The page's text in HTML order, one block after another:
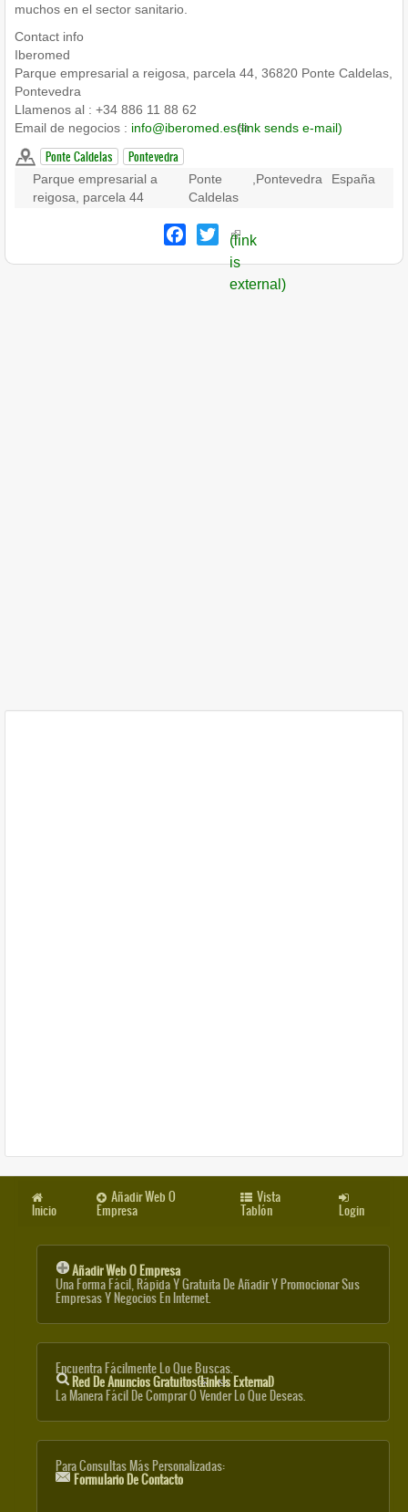
muchos en el sector sanitario.
Contact info
Iberomed
Parque empresarial a reigosa, parcela 44, 36820 Ponte Caldelas,
Pontevedra
Llamenos al : +34 886 11 88 62
Email de negocios : info@iberomed.es(link sends e-mail)
Ponte Caldelas Pontevedra
Parque empresarial a
reigosa, parcela 44
Ponte
Caldelas
Pontevedra España
Facebook
Twitter
(link
is
external)
Inicio
Añadir Web O
Empresa
Vista
Tablón Login
Añadir Web O Empresa
Una Forma Fácil, Rápida Y Gratuita De Añadir Y Promocionar Sus
Empresas Y Negocios En Internet.
Encuentra Fácilmente Lo Que Buscas.
Red De Anuncios Gratuitos(link Is External)
La Manera Fácil De Comprar O Vender Lo Que Deseas.
Para Consultas Más Personalizadas:
Formulario De Contacto